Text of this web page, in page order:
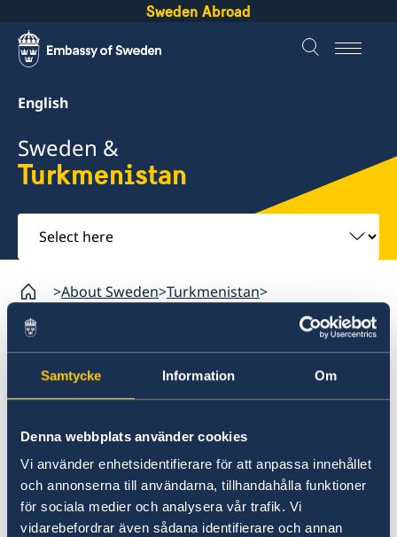
Samtycke Information Om
Denna webbplats använder cookies
Vi använder enhetsidentifierare för att anpassa innehållet
och annonserna till användarna, tillhandahålla funktioner
för sociala medier och analysera vår trafik. Vi
vidarebefordrar även sådana identifierare och annan
Sweden Abroad
English
Sweden &
Turkmenistan
Select
here
About Sweden Turkmenistan
Going to Sweden?
Turkmenistan
Visiting Sweden
Passport applications
Moving to someone in Sweden
Apply for a residence permit
Working in Sweden
Studying in Sweden
Working in Sweden
Residence and work permit applications are
handled by the
Consulate-General of Sweden in Istanbul.